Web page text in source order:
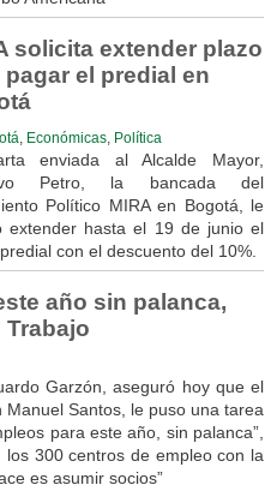
solicita extender plazo
pagar el predial en
Económicas, Política
enviada al Alcalde Mayor,
Petro, la bancada del
Político MIRA en Bogotá, le
extender hasta el 19 de junio el
con el descuento del 10%.
año sin palanca,
Garzón, aseguró hoy que el
Santos, le puso una tarea
para este año, sin palanca”,
300 centros de empleo con la
es asumir socios”